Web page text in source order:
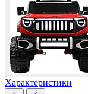
Характеристики